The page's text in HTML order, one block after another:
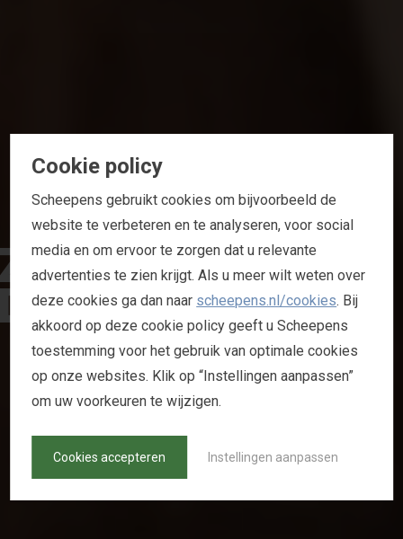
IENDRINKEN.
OET DRINKEN.
ALLIANTIE ALCOHOLBELEID
NEDERLAND(AAN)
Cookie policy
Scheepens gebruikt cookies om bijvoorbeeld de
website te verbeteren en te analyseren, voor social
media en om ervoor te zorgen dat u relevante
advertenties te zien krijgt. Als u meer wilt weten over
deze cookies ga dan naar scheepens.nl/cookies. Bij
akkoord op deze cookie policy geeft u Scheepens
toestemming voor het gebruik van optimale cookies
op onze websites. Klik op “Instellingen aanpassen”
om uw voorkeuren te wijzigen.
Cookies accepteren Instellingen aanpassen